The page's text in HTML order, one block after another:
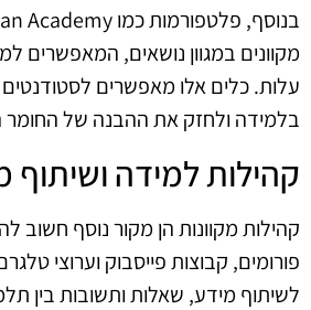
מקוונים במגוון נושאים, המאפשרים
עלות. כלים אלו מאפשרים לסטודנטים
בלמידה ולחזק את ההבנה של
קהילות למידה ושיתוף
קהילות מקוונות הן מקור נוסף חשוב
פורומים, קבוצות פייסבוק וערוצי
לשיתוף מידע, שאלות ותשובות בין